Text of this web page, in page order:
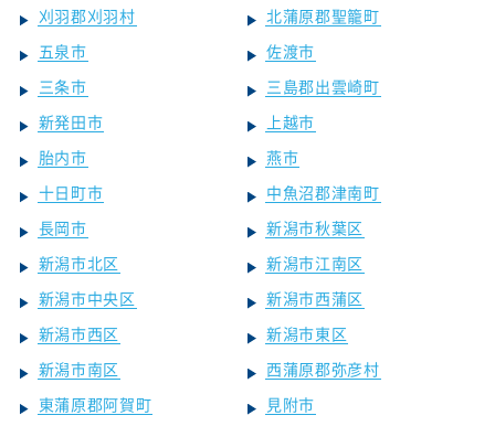
刈羽郡刈羽村
北蒲原郡聖籠町
五泉市
佐渡市
三条市
三島郡出雲崎町
新発田市
上越市
胎内市
燕市
十日町市
中魚沼郡津南町
長岡市
新潟市秋葉区
新潟市北区
新潟市江南区
新潟市中央区
新潟市西蒲区
新潟市西区
新潟市東区
新潟市南区
西蒲原郡弥彦村
東蒲原郡阿賀町
見附市